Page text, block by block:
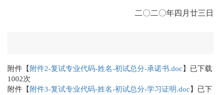
二〇二〇年四月廿三日
附件【 附件2-复试专业代码-姓名-初试总分-承诺书.doc 】已下载
1002次
附件【 附件3-复试专业代码-姓名-初试总分-学习证明.doc 】已下